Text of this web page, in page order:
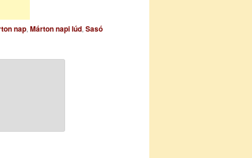
nap, Márton napi lúd, Sasó